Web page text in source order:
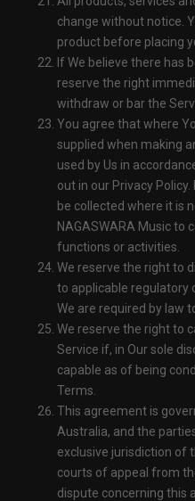
change without notice.
product before placing
If We believe there has
reserve the right
withdraw or bar the
You agree that where
supplied when making
used by Us in
out in our Privacy
be collected where it is
NAGASWARA Music to
functions or activities.
We reserve the right to
to applicable regulatory
We are required by law
We reserve the right to
Service if, in Our sole
capable as of being
Terms.
This agreement is
Australia, and the
exclusive jurisdiction of
courts of appeal from
dispute concerning this